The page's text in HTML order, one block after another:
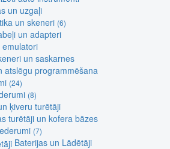
un uzgaļi
un skeneri (6)
un adapteri
emulatori
un saskarnes
atslēgu programmēšana
(24)
(8)
ķiveru turētāji
turētāji un kofera bāzes
(7)
Baterijas un Lādētāji